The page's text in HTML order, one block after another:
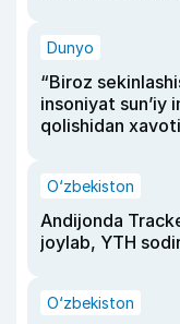
Dunyo
“Biroz
insoniyat sun’iy
qolishidan
O‘zbekiston
Andijonda
joylab, YTH
O‘zbekiston